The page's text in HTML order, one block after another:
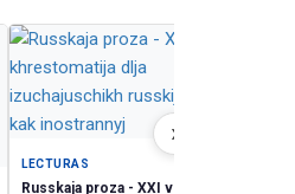
LECTURAS
Russkaja proza - XXI vek:
›